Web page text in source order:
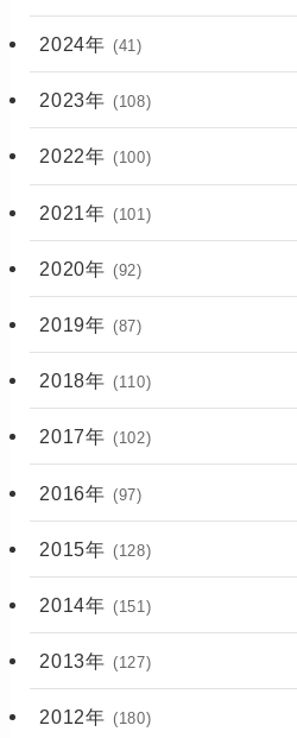
2024年 (41)
2023年 (108)
2022年 (100)
2021年 (101)
2020年 (92)
2019年 (87)
2018年 (110)
2017年 (102)
2016年 (97)
2015年 (128)
2014年 (151)
2013年 (127)
2012年 (180)